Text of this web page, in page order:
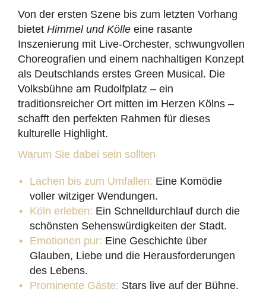
Von der ersten Szene bis zum letzten Vorhang
bietet Himmel und Kölle eine rasante
Inszenierung mit Live-Orchester, schwungvollen
Choreografien und einem nachhaltigen Konzept
als Deutschlands erstes Green Musical. Die
Volksbühne am Rudolfplatz – ein
traditionsreicher Ort mitten im Herzen Kölns –
schafft den perfekten Rahmen für dieses
kulturelle Highlight.
Warum Sie dabei sein sollten
Lachen bis zum Umfallen: Eine Komödie
voller witziger Wendungen.
Köln erleben: Ein Schnelldurchlauf durch die
schönsten Sehenswürdigkeiten der Stadt.
Emotionen pur: Eine Geschichte über
Glauben, Liebe und die Herausforderungen
des Lebens.
Prominente Gäste: Stars live auf der Bühne.